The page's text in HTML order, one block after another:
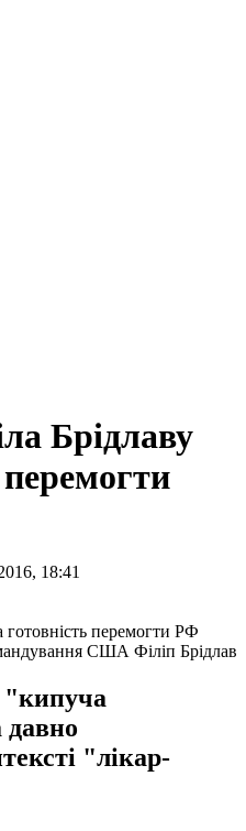
Брідлаву
18:41
США Філіп Брідлав
"кипуча
давно
"лікар-